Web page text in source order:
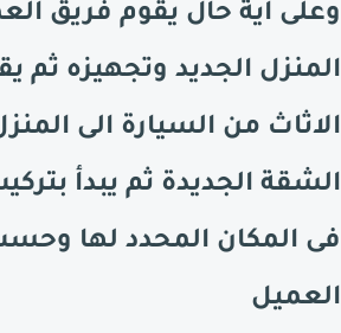
وعلى اية حال يقوم فريق
المنزل الجديد وتجهيزه ثم
الاثاث من السيارة الى
الشقة الجديدة ثم يبدأ
فى المكان المحدد لها
العميل